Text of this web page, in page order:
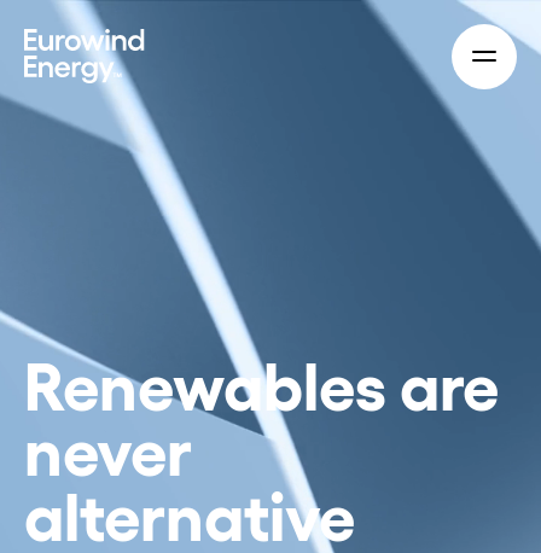
Skip to main content
Renewables are
never
alternative